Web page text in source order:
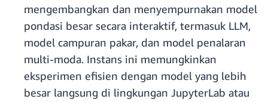
mengembangkan dan menyempurnakan model
pondasi besar secara interaktif, termasuk LLM,
model campuran pakar, dan model penalaran
multi-moda. Instans ini memungkinkan
eksperimen efisien dengan model yang lebih
besar langsung di lingkungan JupyterLab atau